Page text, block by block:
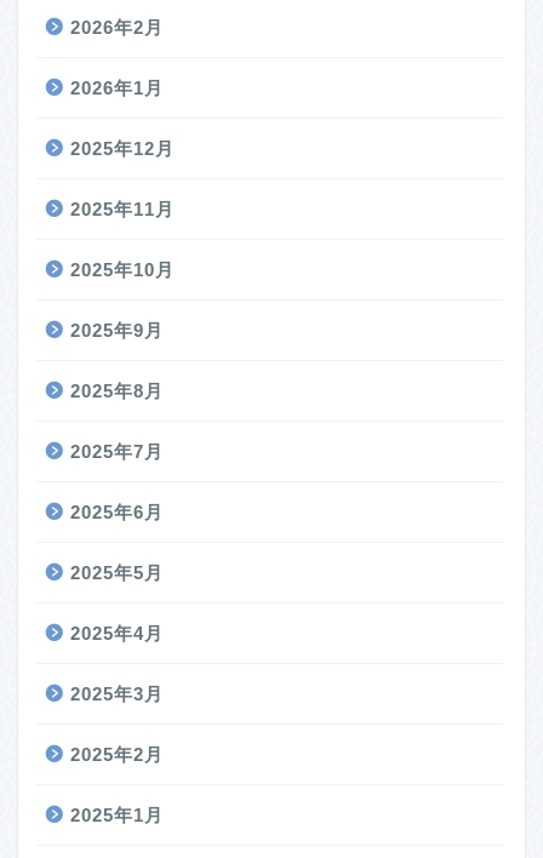
2026年2月
2026年1月
2025年12月
2025年11月
2025年10月
2025年9月
2025年8月
2025年7月
2025年6月
2025年5月
2025年4月
2025年3月
2025年2月
2025年1月